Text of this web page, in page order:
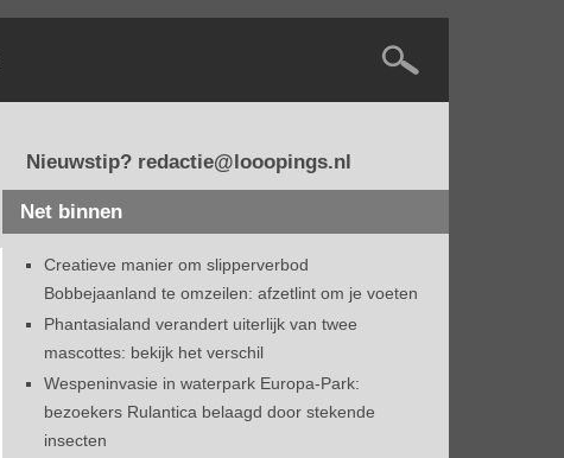
Nieuwstip? redactie@looopings.nl
Net binnen
Creatieve manier om slipperverbod
Bobbejaanland te omzeilen: afzetlint om je voeten
Phantasialand verandert uiterlijk van twee
mascottes: bekijk het verschil
Wespeninvasie in waterpark Europa-Park:
bezoekers Rulantica belaagd door stekende
insecten